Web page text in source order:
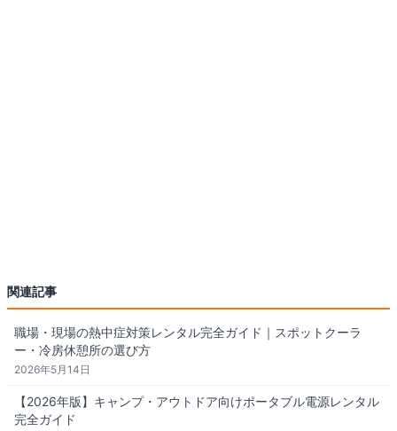
関連記事
職場・現場の熱中症対策レンタル完全ガイド｜スポットクーラ
ー・冷房休憩所の選び方
2026年5月14日
【2026年版】キャンプ・アウトドア向けポータブル電源レンタル
完全ガイド